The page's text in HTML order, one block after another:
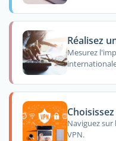
Réalisez
Mesurez
Naviguez
VPN.